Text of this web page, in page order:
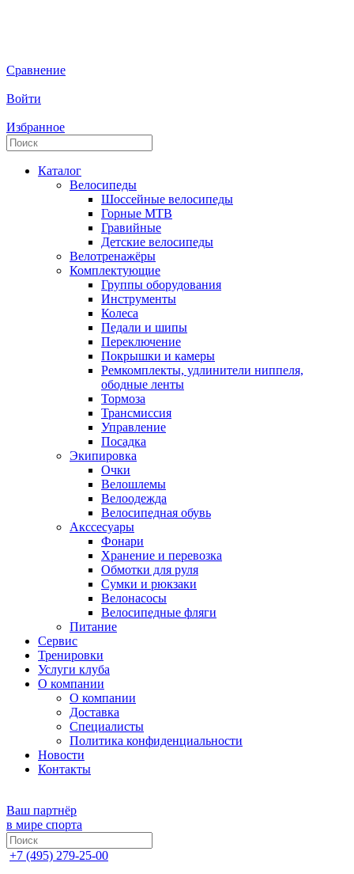
Сравнение
Войти
Избранное
Каталог
Велосипеды
Шоссейные велосипеды
Горные МTB
Гравийные
Детские велосипеды
Велотренажёры
Комплектующие
Группы оборудования
Инструменты
Колеса
Педали и шипы
Переключение
Покрышки и камеры
Ремкомплекты, удлинители ниппеля,
ободные ленты
Тормоза
Трансмиссия
Управление
Посадка
Экипировка
Очки
Велошлемы
Велоодежда
Велосипедная обувь
Акссесуары
Фонари
Хранение и перевозка
Обмотки для руля
Сумки и рюкзаки
Велонасосы
Велосипедные фляги
Питание
Сервис
Тренировки
Услуги клуба
О компании
О компании
Доставка
Специалисты
Политика конфиденциальности
Новости
Контакты
Ваш партнёр
в мире спорта
+7 (495) 279-25-00